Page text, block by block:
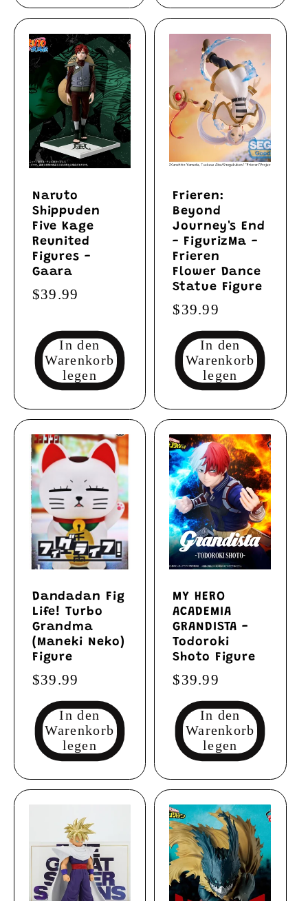
Naruto
Shippuden
Five Kage
Reunited
Figures -
Gaara
Normaler
$39.99
In den
Warenkorb
legen
Frieren:
Beyond
Journey's End
- FigurizMa -
Frieren
Flower Dance
Statue Figure
Normaler
Preis
$39.99
In den
Warenkorb
legen
Dandadan Fig
Life! Turbo
Grandma
(Maneki Neko)
Figure
Normaler
Preis
$39.99
In den
Warenkorb
legen
MY HERO
ACADEMIA
GRANDISTA -
Todoroki
Shoto Figure
Normaler
Preis
$39.99
In den
Warenkorb
legen